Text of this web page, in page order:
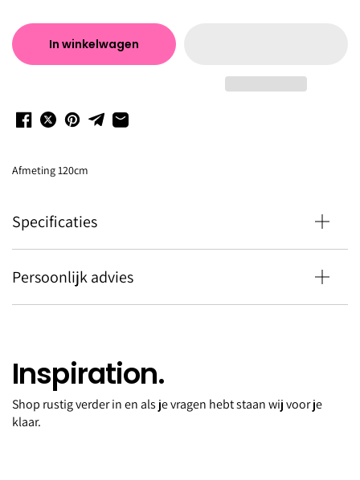
In winkelwagen
Afmeting 120cm
Specificaties
Persoonlijk advies
Chain long Celine noir
Inspiration.
Shop rustig verder in en als je vragen hebt staan wij voor je
klaar.